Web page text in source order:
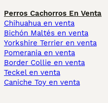
Perros Cachorros En Venta
Chihuahua en venta
Bichón Maltés en venta
Yorkshire Terrier en venta
Pomerania en venta
Border Collie en venta
Teckel en venta
Caniche Toy en venta